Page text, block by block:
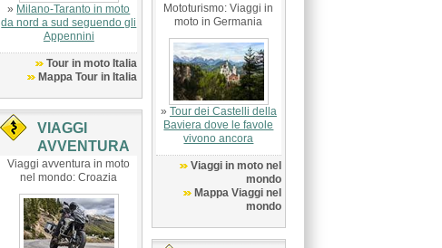
» Milano-Taranto in moto
da nord a sud seguendo gli
Appennini
Tour in moto Italia
Mappa Tour in Italia
VIAGGI
AVVENTURA
Viaggi avventura in moto
nel mondo: Croazia
Mototurismo: Viaggi in
moto in Germania
» Tour dei Castelli della
Baviera dove le favole
vivono ancora
Viaggi in moto nel
mondo
Mappa Viaggi nel
mondo